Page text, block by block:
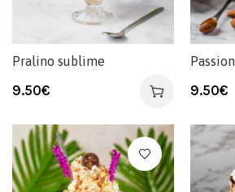
Pralino sublime
9.50€
Passion
9.50€